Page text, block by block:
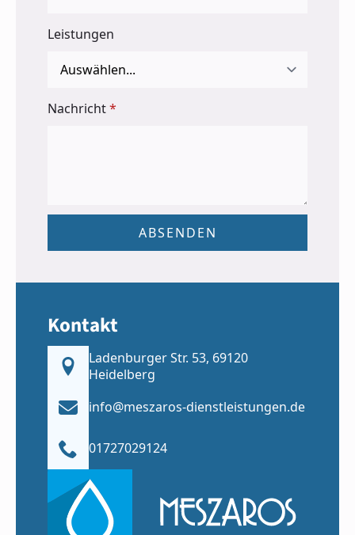
Kontakt
Ladenburger Str. 53, 69120
Heidelberg
info@meszaros-dienstleistungen.de
01727029124
Leistungen
Nachricht*
ABSENDEN